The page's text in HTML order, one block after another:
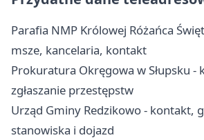
Parafia NMP Królowej Różańca
msze, kancelaria, kontakt
Prokuratura Okręgowa w Słupsku -
zgłaszanie przestępstw
Urząd Gminy Redzikowo - kontakt,
stanowiska i dojazd